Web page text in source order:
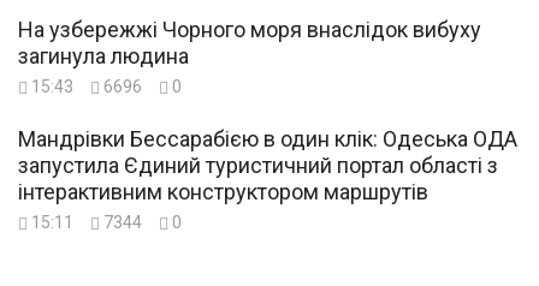
На узбережжі Чорного моря внаслідок вибуху
загинула людина
15:43 6696 0
Мандрівки Бессарабією в один клік: Одеська ОДА
запустила Єдиний туристичний портал області з
інтерактивним конструктором маршрутів
15:11 7344 0